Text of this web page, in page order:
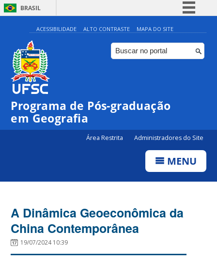
BRASIL
Simplifique!
Comunica BR
Participe
Canais
ACESSIBILIDADE ALTO CONTRASTE MAPA DO SITE
Programa de Pós-graduação
em Geografia
Área Restrita Administradores do Site
MENU
A Dinâmica Geoeconômica da
China Contemporânea
19/07/2024 10:39